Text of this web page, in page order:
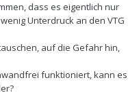
dass es eigentlich nur
Unterdruck an den VTG
auf die Gefahr hin,
funktioniert, kann es